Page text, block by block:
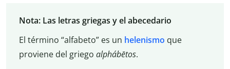
Nota: Las letras griegas y el abecedario
El término “alfabeto” es un helenismo que
proviene del griego alphábētos.